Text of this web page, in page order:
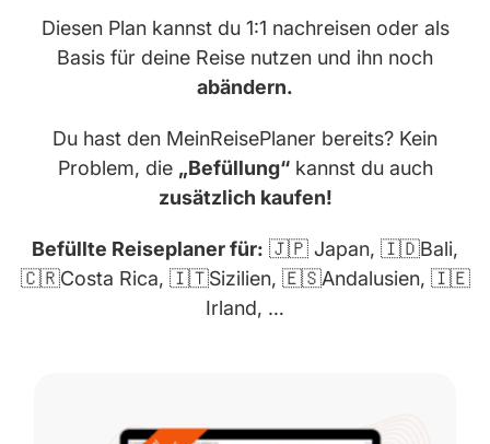
Diesen Plan kannst du 1:1 nachreisen oder als
Basis für deine Reise nutzen und ihn noch
abändern.
Du hast den MeinReisePlaner bereits? Kein
Problem, die „Befüllung“kannst du auch
zusätzlich kaufen!
Befüllte Reiseplaner für: 🇯🇵 Japan, 🇮🇩Bali,
🇨🇷Costa Rica, 🇮🇹Sizilien, 🇪🇸Andalusien, 🇮🇪
Irland, …